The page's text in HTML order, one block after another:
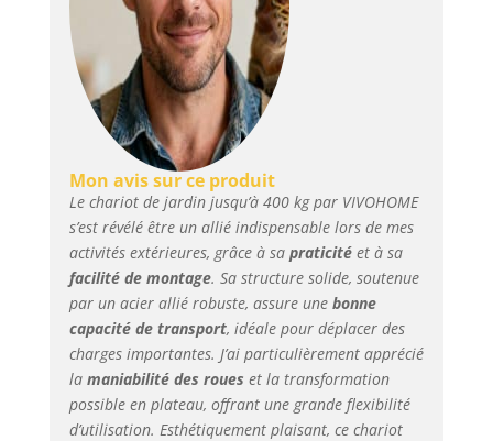
fabriqué en métal de
haute qualité
entièrement soudé et
est antirouille, solide
et durable. L'ensemble
du lit en treillis de fer
robuste et ne se brise
pas facilement. Les
charnières entre les
rails sont robustes et
solidement soudées
pour garantir une
longue durée de vie.
Grâce à des matériaux
de première qualité et
à une finition
professionnelle, ce
chariot de jardin est
Mon avis sur ce produit
Le chariot de jardin jusqu’à 400 kg par VIVOHOME
s’est révélé être un allié indispensable lors de mes
activités extérieures, grâce à sa praticitéet à sa
facilité de montage. Sa structure solide, soutenue
par un acier allié robuste, assure une bonne
capacité de transport, idéale pour déplacer des
charges importantes. J’ai particulièrement apprécié
la maniabilité des roues et la transformation
possible en plateau, offrant une grande flexibilité
d’utilisation. Esthétiquement plaisant, ce chariot